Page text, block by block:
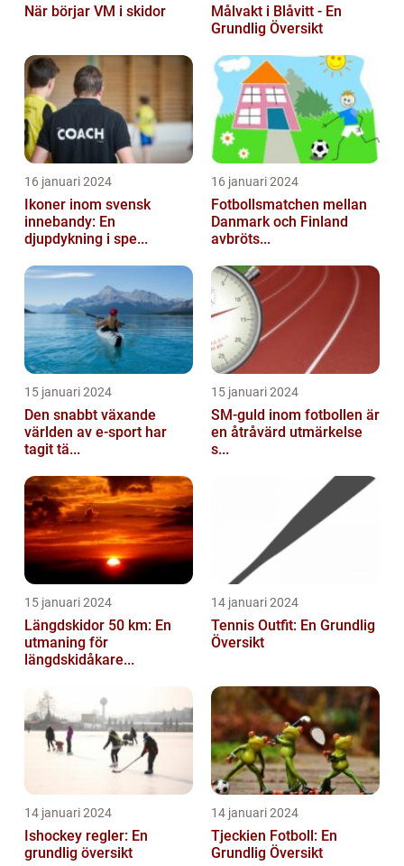
När börjar VM i skidor
Målvakt i Blåvitt - En
Grundlig Översikt
16 januari 2024
Ikoner inom svensk
innebandy: En
djupdykning i spe...
16 januari 2024
Fotbollsmatchen mellan
Danmark och Finland
avbröts...
15 januari 2024
Den snabbt växande
världen av e-sport har
tagit tä...
15 januari 2024
SM-guld inom fotbollen är
en åtråvärd utmärkelse
s...
15 januari 2024
Längdskidor 50 km: En
utmaning för
längdskidåkare...
14 januari 2024
Tennis Outfit: En Grundlig
Översikt
14 januari 2024
Ishockey regler: En
grundlig översikt
14 januari 2024
Tjeckien Fotboll: En
Grundlig Översikt